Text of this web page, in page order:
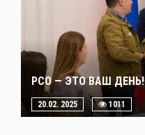
РСО — ЭТО ВАШ ДЕНЬ!
20.02. 2025 1011